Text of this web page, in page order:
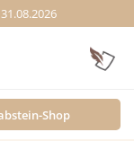
Shop